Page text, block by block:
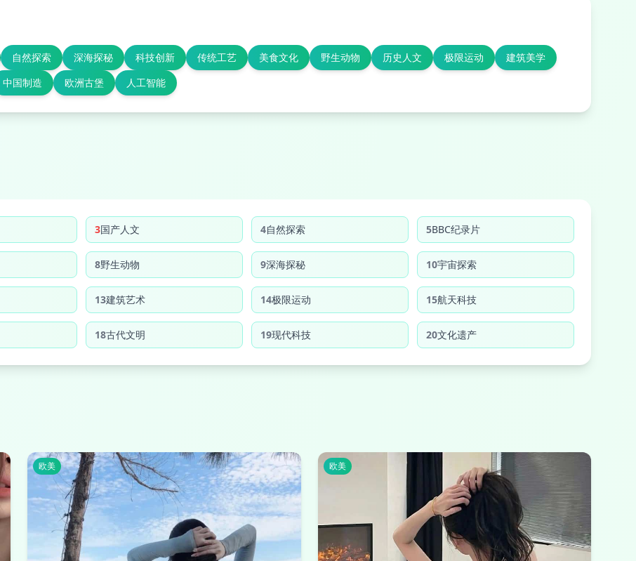
自然探索 深海探秘 科技创新 传统工艺 美食文化 野生动物 历史人文 极限运动
建筑美学
中国制造 欧洲古堡 人工智能
3国产人文 4自然探索 5BBC纪录片
8野生动物 9深海探秘 10宇宙探索
13建筑艺术 14极限运动 15航天科技
18古代文明 19现代科技 20文化遗产
欧美 欧美